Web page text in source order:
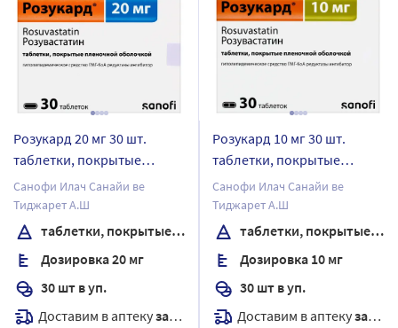
Розукард 20 мг 30 шт.
таблетки, покрытые
пленочной оболочкой
Санофи Илач Санайи ве
Тиджарет А.Ш
таблетки, покрытые пленочной оболочкой
Дозировка 20 мг
30 шт в уп.
Доставим в аптекузавтра
Розукард 10 мг 30 шт.
таблетки, покрытые
пленочной оболочкой
Санофи Илач Санайи ве
Тиджарет А.Ш
таблетки, покрытые пленочной оболочкой
Дозировка 10 мг
30 шт в уп.
Доставим в аптекузавтра